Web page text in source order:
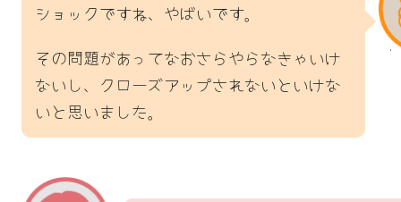
ショックですね、やばいです。
その問題があってなおさらやらなきゃいけ
ないし、クローズアップされないといけな
いと思いました。